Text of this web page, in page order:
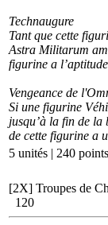
Technaugure
Tant que cette
Astra Militarum
figurine a
Vengeance de
Si une figurine
jusqu’à la fin de la
de cette figurine a
5 unités | 240
[2X] Troupes de
120